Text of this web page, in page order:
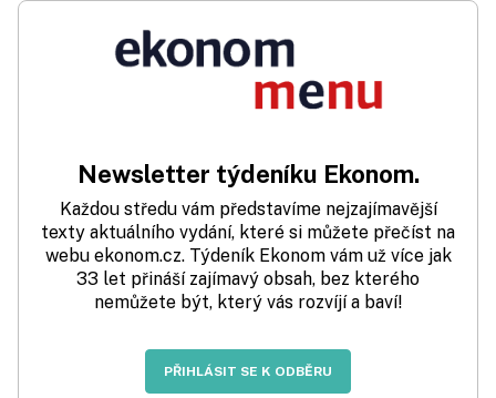
Newsletter týdeníku Ekonom.
Každou středu vám představíme nejzajímavější
texty aktuálního vydání, které si můžete přečíst na
webu ekonom.cz. Týdeník Ekonom vám už více jak
33 let přináší zajímavý obsah, bez kterého
nemůžete být, který vás rozvíjí a baví!
PŘIHLÁSIT SE K ODBĚRU